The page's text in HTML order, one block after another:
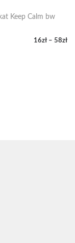
58zł
16zł – 58zł